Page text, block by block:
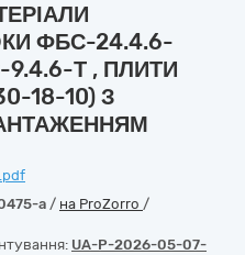
ФБС-24.4.6-
Т , ПЛИТИ
18-10) З
a/ на ProZorro /
UA-P-2026-05-07-